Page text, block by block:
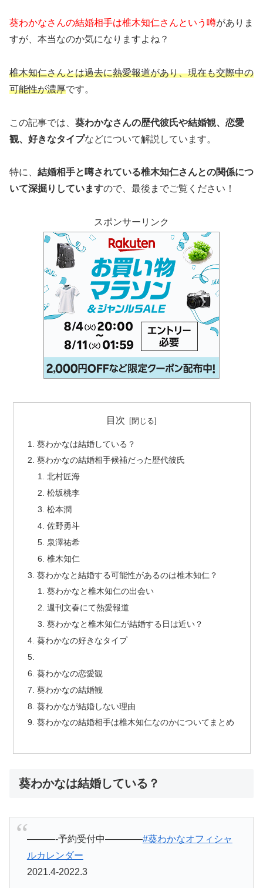
葵わかなさんの結婚相手は椎木知仁さんという噂がありま
すが、本当なのか気になりますよね？
椎木知仁さんとは過去に熱愛報道があり、現在も交際中の
可能性が濃厚です。
この記事では、 葵わかなさんの歴代彼氏や結婚観、恋愛
観、好きなタイプなどについて解説しています。
特に、 結婚相手と噂されている椎木知仁さんとの関係につ
いて深掘りしていますので、最後までご覧ください！
スポンサーリンク
目次
葵わかなは結婚している？
葵わかなの結婚相手候補だった歴代彼氏
北村匠海
松坂桃李
松本潤
佐野勇斗
泉澤祐希
椎木知仁
葵わかなと結婚する可能性があるのは椎木知仁？
葵わかなと椎木知仁の出会い
週刊文春にて熱愛報道
葵わかなと椎木知仁が結婚する日は近い？
葵わかなの好きなタイプ
葵わかなの恋愛観
葵わかなの結婚観
葵わかなが結婚しない理由
葵わかなの結婚相手は椎木知仁なのかについてまとめ
葵わかなは結婚している？
———-予約受付中————#葵わかなオフィシャ
ルカレンダー
2021.4-2022.3